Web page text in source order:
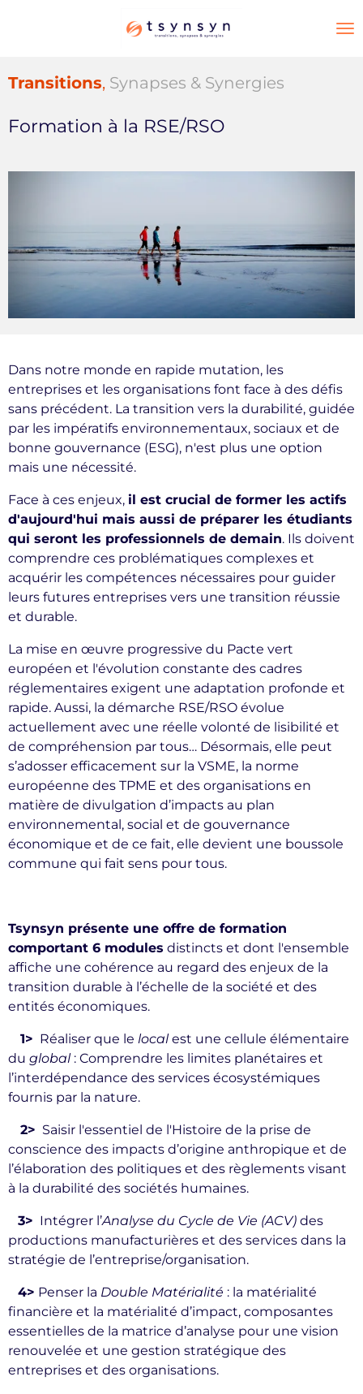
principal
Transitions, Synapses & Synergies
Formation à la RSE/RSO
Dans notre monde en rapide mutation, les
entreprises et les organisations font face à des défis
sans précédent. La transition vers la durabilité, guidée
par les impératifs environnementaux, sociaux et de
bonne gouvernance (ESG), n'est plus une option
mais une nécessité.
Face à ces enjeux, il est crucial de former les actifs
d'aujourd'hui mais aussi de préparer les étudiants
qui seront les professionnels de demain. Ils doivent
comprendre ces problématiques complexes et
acquérir les compétences nécessaires pour guider
leurs futures entreprises vers une transition réussie
et durable.
La mise en œuvre progressive du Pacte vert
européen et l'évolution constante des cadres
réglementaires exigent une adaptation profonde et
rapide. Aussi, la démarche RSE/RSO évolue
actuellement avec une réelle volonté de lisibilité et
de compréhension par tous… Désormais, elle peut
s’adosser efficacement sur la VSME, la norme
européenne des TPME et des organisations en
matière de divulgation d’impacts au plan
environnemental, social et de gouvernance
économique et de ce fait, elle devient une boussole
commune qui fait sens pour tous.
Tsynsyn présente une offre de formation
comportant 6 modules distincts et dont l'ensemble
affiche une cohérence au regard des enjeux de la
transition durable à l’échelle de la société et des
entités économiques.
1> Réaliser que le localest une cellule élémentaire
du global: Comprendre les limites planétaires et
l’interdépendance des services écosystémiques
fournis par la nature.
2> Saisir l'essentiel de l'Histoire de la prise de
conscience des impacts d’origine anthropique et de
l’élaboration des politiques et des règlements visant
à la durabilité des sociétés humaines.
3> Intégrer l’Analyse du Cycle de Vie (ACV) des
productions manufacturières et des services dans la
stratégie de l’entreprise/organisation.
4> Penser la Double Matérialité : la matérialité
financière et la matérialité d’impact, composantes
essentielles de la matrice d’analyse pour une vision
renouvelée et une gestion stratégique des
entreprises et des organisations.